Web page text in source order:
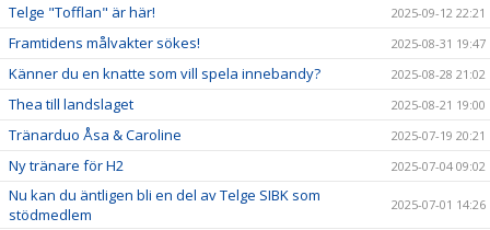
Telge "Tofflan" är här! 2025-09-12 22:21
Framtidens målvakter sökes! 2025-08-31 19:47
Känner du en knatte som vill spela innebandy? 2025-08-28 21:02
Thea till landslaget 2025-08-21 19:00
Tränarduo Åsa & Caroline 2025-07-19 20:21
Ny tränare för H2 2025-07-04 09:02
Nu kan du äntligen bli en del av Telge SIBK som
stödmedlem
2025-07-01 14:26